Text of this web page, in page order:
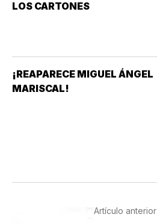
LOS CARTONES
¡REAPARECE MIGUEL ÁNGEL
MARISCAL!
Artículo anterior